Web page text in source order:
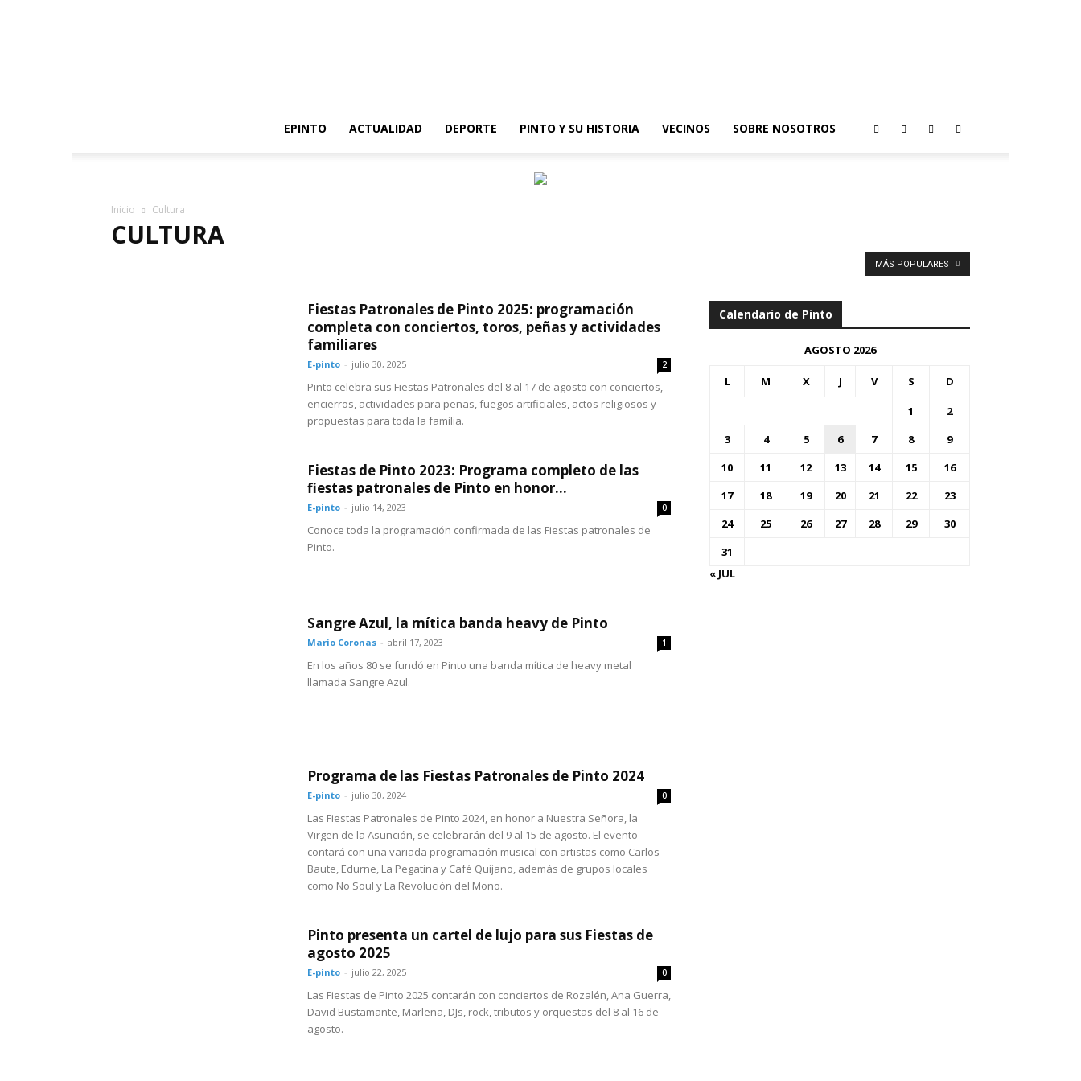
EPINTO
ACTUALIDAD DEPORTE PINTO Y SU HISTORIA VECINOS SOBRE NOSOTROS
Inicio Cultura
CULTURA
MÁS POPULARES
Fiestas Patronales de Pinto 2025: programación
completa con conciertos, toros, peñas y actividades
familiares
E-pinto - julio 30, 2025 2
Pinto celebra sus Fiestas Patronales del 8 al 17 de agosto con conciertos,
encierros, actividades para peñas, fuegos artificiales, actos religiosos y
propuestas para toda la familia.
Fiestas de Pinto 2023: Programa completo de las
fiestas patronales de Pinto en honor...
E-pinto - julio 14, 2023 0
Conoce toda la programación confirmada de las Fiestas patronales de
Pinto.
Sangre Azul, la mítica banda heavy de Pinto
Mario Coronas - abril 17, 2023 1
En los años 80 se fundó en Pinto una banda mítica de heavy metal
llamada Sangre Azul.
Programa de las Fiestas Patronales de Pinto 2024
E-pinto - julio 30, 2024 0
Las Fiestas Patronales de Pinto 2024, en honor a Nuestra Señora, la
Virgen de la Asunción, se celebrarán del 9 al 15 de agosto. El evento
contará con una variada programación musical con artistas como Carlos
Baute, Edurne, La Pegatina y Café Quijano, además de grupos locales
como No Soul y La Revolución del Mono.
Pinto presenta un cartel de lujo para sus Fiestas de
agosto 2025
E-pinto - julio 22, 2025 0
Las Fiestas de Pinto 2025 contarán con conciertos de Rozalén, Ana Guerra,
David Bustamante, Marlena, DJs, rock, tributos y orquestas del 8 al 16 de
agosto.
Calendario de Pinto
AGOSTO 2026
L M X J V S D
1
2
3
4 5 6 7 8
9
10
11 12 13 14 15
16
17
18 19 20 21 22
23
24
25 26 27 28 29
30
31
« JUL